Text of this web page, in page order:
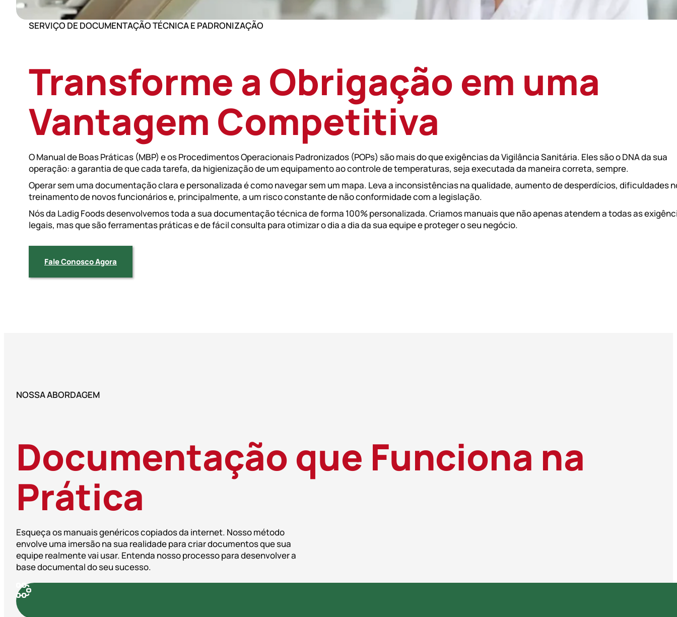
SOBRE NÓS
SERVIÇOS
LICENÇAS E ALVARÁS SANITÁRIOS
TREINAMENTO DE EQUIPE
RESPONSABILIDADE TÉCNICA E ACOMPANHAMENTO
AUDITORIAS
BLOG
CONTATO
SERVIÇO DE DOCUMENTAÇÃO TÉCNICA E PADRONIZAÇÃO
Transforme a Obrigação em uma
Vantagem Competitiva
O Manual de Boas Práticas (MBP) e os Procedimentos Operacionais Padronizados (POPs) são mais do que exigências da Vigilância Sanitária. Eles são o DNA da sua
operação: a garantia de que cada tarefa, da higienização de um equipamento ao controle de temperaturas, seja executada da maneira correta, sempre.
Operar sem uma documentação clara e personalizada é como navegar sem um mapa. Leva a inconsistências na qualidade, aumento de desperdícios, dificuldades
treinamento de novos funcionários e, principalmente, a um risco constante de não conformidade com a legislação.
Nós da Ladig Foods desenvolvemos toda a sua documentação técnica de forma 100% personalizada. Criamos manuais que não apenas atendem a todas as
legais, mas que são ferramentas práticas e de fácil consulta para otimizar o dia a dia da sua equipe e proteger o seu negócio.
Fale Conosco Agora
NOSSA ABORDAGEM
Documentação que Funciona na
Prática
Esqueça os manuais genéricos copiados da internet. Nosso método
envolve uma imersão na sua realidade para criar documentos que sua
equipe realmente vai usar. Entenda nosso processo para desenvolver a
base documental do seu sucesso.